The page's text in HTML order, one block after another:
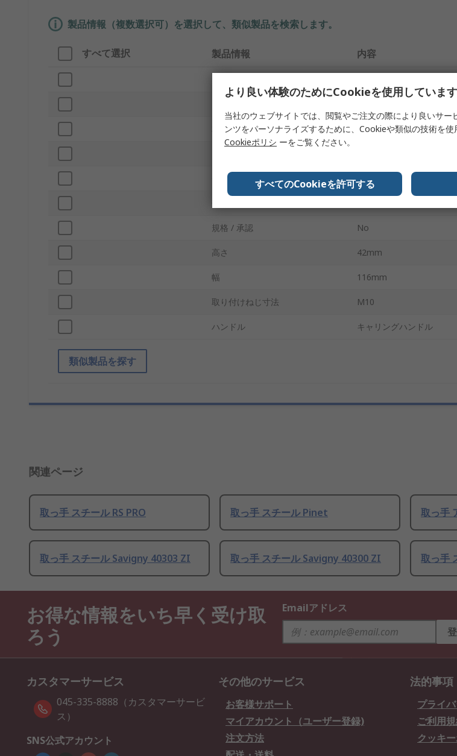
製品情報（複数選択可）を選択して、類似製品を検索します。
すべて選択 製品情報 内容
材質 スチール
銀
規格 / 承認 No
高さ 42mm
幅 116mm
取り付けねじ寸法 M10
ハンドル キャリングハンドル
類似製品を探す
関連ページ
取っ手 スチール RS PRO 取っ手 スチール Pinet 取っ手
取っ手 スチール Savigny 40303 ZI 取っ手 スチール Savigny 40300 ZI 取っ手
お得な情報をいち早く受け取
ろう
Emailアドレス
カスタマーサービス
045-335-8888（カスタマーサービ
ス）
SNS公式アカウント
その他のサービス
お客様サポート
マイアカウント（ユーザー登録)
注文方法
法的事項
プライ
ご利用
クッキ
より良い体験のためにCookieを使用しています
当社のウェブサイトでは、閲覧やご注文の際により良いサー
ンツをパーソナライズするために、Cookieや類似の技術を使
Cookieポリシ ーをご覧ください。
すべてのCookieを許可する